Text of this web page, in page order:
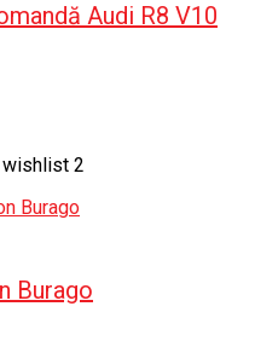
Audi R8 V10
wishlist 2
Burago